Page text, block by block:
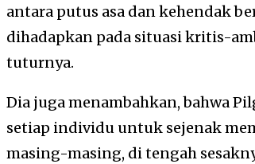
antara putus asa dan kehendak
dihadapkan pada situasi kritis-
tuturnya.
Dia juga menambahkan, bahwa
setiap individu untuk sejenak
masing-masing, di tengah